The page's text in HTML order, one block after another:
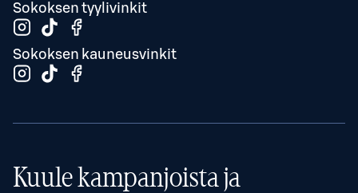
Sokoksen tyylivinkit
Sokoksen kauneusvinkit
Kuule kampanjoista ja